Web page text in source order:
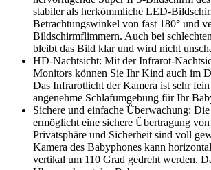
stabiler als herkömmliche LED-
Betrachtungswinkel von fast 180° und
Bildschirmflimmern. Auch bei
bleibt das Bild klar und wird nicht
HD-Nachtsicht: Mit der Infrarot-
Monitors können Sie Ihr Kind auch im
Das Infrarotlicht der Kamera ist sehr
angenehme Schlafumgebung für Ihr
Sichere und einfache Überwachung:
ermöglicht eine sichere Übertragung
Privatsphäre und Sicherheit sind voll
Kamera des Babyphones kann
vertikal um 110 Grad gedreht werden.